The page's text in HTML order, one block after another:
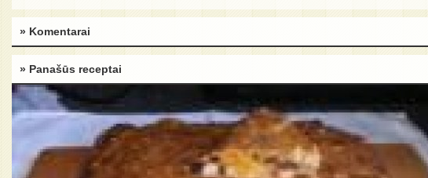
» Komentarai
» Panašūs receptai